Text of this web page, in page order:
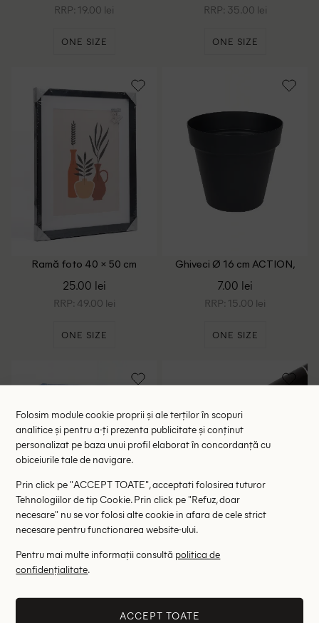
RRP: 19.00 lei
ONE SIZE
RRP: 35.00 lei
ONE SIZE
Ramă foto 40 × 50 cm
25.00 lei
RRP: 49.00 lei
ONE SIZE
Ghiveci Ø 16 cm ACTION,
7.00 lei
RRP: 15.00 lei
ONE SIZE
Perdea magnetica anti-
insecte pentru usa Dayes,
29.00 lei
RRP: 49.00 lei
Folie decorativă autoadezivă
RRP: 39.00 lei
Folosim module cookie proprii și ale terților în scopuri
analitice și pentru a-ți prezenta publicitate și conținut
personalizat pe baza unui profil elaborat în concordanță cu
obiceiurile tale de navigare.
Prin click pe "ACCEPT TOATE", acceptati folosirea tuturor
Tehnologiilor de tip Cookie. Prin click pe "Refuz, doar
necesare" nu se vor folosi alte cookie in afara de cele strict
necesare pentru functionarea website-ului.
Pentru mai multe informații consultă politica de
confidențialitate.
ACCEPT TOATE